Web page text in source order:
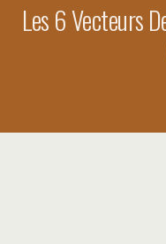
Les 6 Vecteurs